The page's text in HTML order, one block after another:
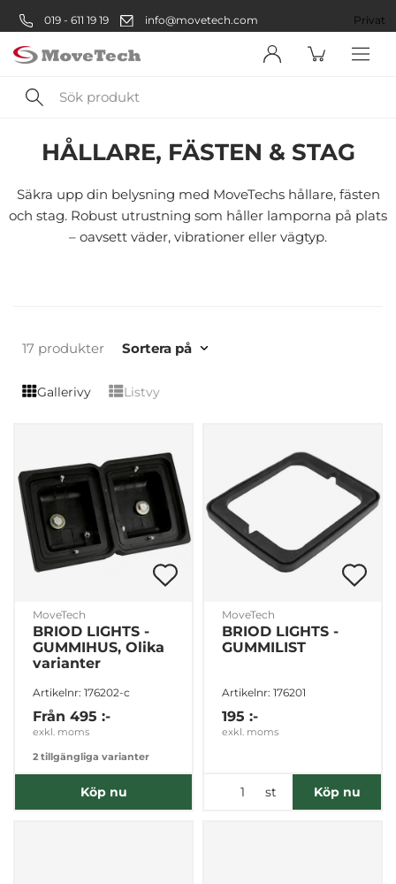
019 - 611 19 19 info@movetech.com Privat
Sök
produktFordonsdelar Fordonsbelysning
HÅLLARE, FÄSTEN & STAG
Säkra upp din belysning med MoveTechs hållare, fästen
och stag. Robust utrustning som håller lamporna på plats
– oavsett väder, vibrationer eller vägtyp.
17 produkter Sortera på
Gallerivy Listvy
MoveTech
BRIOD LIGHTS -
GUMMIHUS, Olika
varianter
Artikelnr: 176202-c
Från 495 :-
exkl. moms
2 tillgängliga varianter
Köp nu
MoveTech
BRIOD LIGHTS -
GUMMILIST
Artikelnr: 176201
195 :-
exkl. moms
st Köp nu
Välkommen! Välj hur du vill
handla:
Företag